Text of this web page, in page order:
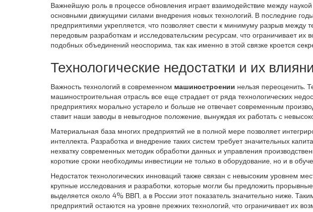
Важнейшую роль в процессе обновления играет взаимодействие между
основными движущими силами внедрения новых технологий. В последние
предприятиями укрепляется, что позволяет свести к минимуму разрыв
передовым разработкам и исследовательским ресурсам, что ограничивает
подобных объединений неоспорима, так как именно в этой связке кроется
Технологические недостатки и их
Важность технологий в современном машиностроении нельзя переоценить.
машиностроительная отрасль все еще страдает от ряда технологических
предприятиях морально устарело и больше не отвечает современным
ставит наши заводы в невыгодное положение, вынуждая их работать с
Материальная база многих предприятий не в полной мере позволяет
интеллекта. Разработка и внедрение таких систем требует значительных
нехватку современных методик обработки данных и управления
короткие сроки необходимы инвестиции не только в оборудование, но и в
Недостаток технологических инноваций также связан с невысоким уровнем
крупные исследования и разработки, которые могли бы предложить
выделяется около 4% ВВП, а в России этот показатель значительно ниже.
предприятий остаются на уровне прежних технологий, что ограничивает их